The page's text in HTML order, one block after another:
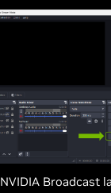
Broadcast